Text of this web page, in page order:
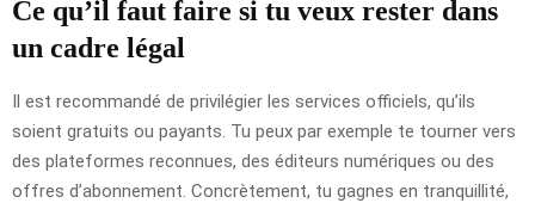
Ce qu’il faut faire si tu veux rester dans
un cadre légal
Il est recommandé de privilégier les services officiels, qu’ils
soient gratuits ou payants. Tu peux par exemple te tourner vers
des plateformes reconnues, des éditeurs numériques ou des
offres d’abonnement. Concrètement, tu gagnes en tranquillité,